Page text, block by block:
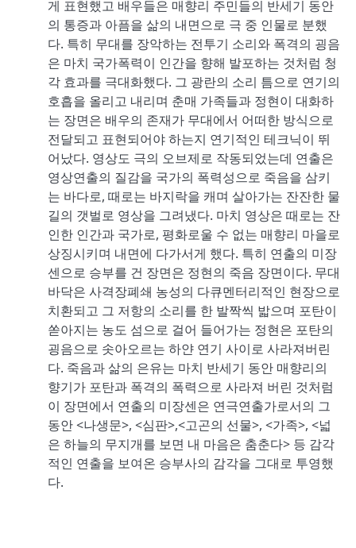
게 표현했고 배우들은 매향리 주민들의 반세기 동안
의 통증과 아픔을 삶의 내면으로 극 중 인물로 분했
다. 특히 무대를 장악하는 전투기 소리와 폭격의 굉음
은 마치 국가폭력이 인간을 향해 발포하는 것처럼 청
각 효과를 극대화했다. 그 광란의 소리 틈으로 연기의
호흡을 올리고 내리며 춘매 가족들과 정현이 대화하
는 장면은 배우의 존재가 무대에서 어떠한 방식으로
전달되고 표현되어야 하는지 연기적인 테크닉이 뛰
어났다. 영상도 극의 오브제로 작동되었는데 연출은
영상연출의 질감을 국가의 폭력성으로 죽음을 삼키
는 바다로, 때로는 바지락을 캐며 살아가는 잔잔한 물
길의 갯벌로 영상을 그려냈다. 마치 영상은 때로는 잔
인한 인간과 국가로, 평화로울 수 없는 매향리 마을로
상징시키며 내면에 다가서게 했다. 특히 연출의 미장
센으로 승부를 건 장면은 정현의 죽음 장면이다. 무대
바닥은 사격장폐쇄 농성의 다큐멘터리적인 현장으로
치환되고 그 저항의 소리를 한 발짝씩 밟으며 포탄이
쏟아지는 농도 섬으로 걸어 들어가는 정현은 포탄의
굉음으로 솟아오르는 하얀 연기 사이로 사라져버린
다. 죽음과 삶의 은유는 마치 반세기 동안 매향리의
향기가 포탄과 폭격의 폭력으로 사라져 버린 것처럼
이 장면에서 연출의 미장센은 연극연출가로서의 그
동안 <나생문>, <심판>,<고곤의 선물>, <가족>, <넓
은 하늘의 무지개를 보면 내 마음은 춤춘다> 등 감각
적인 연출을 보여온 승부사의 감각을 그대로 투영했
다.